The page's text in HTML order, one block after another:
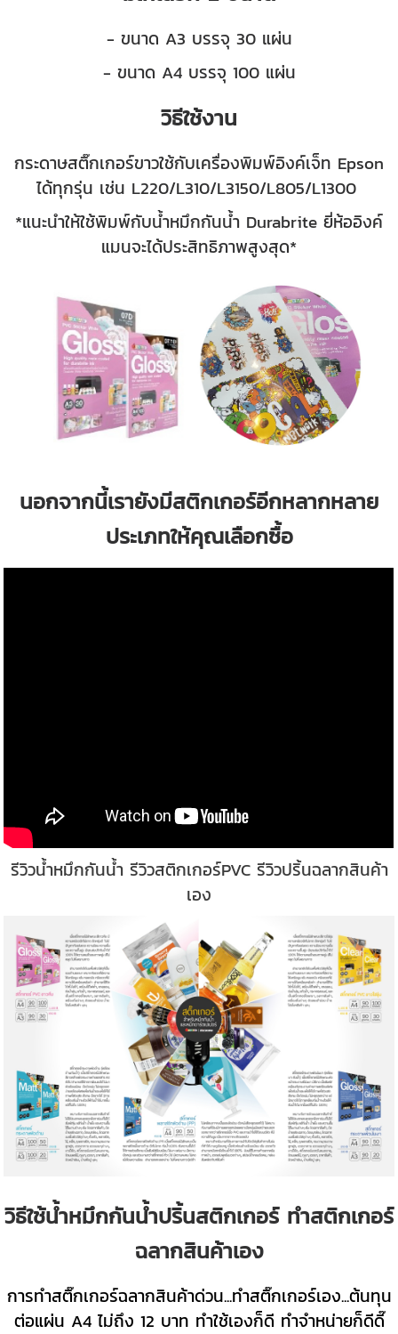
- ขนาด A3 บรรจุ 30 แผ่น
- ขนาด A4 บรรจุ 100 แผ่น
วิธีใช้งาน
กระดาษสติ๊กเกอร์ขาวใช้กับเครื่องพิมพ์อิงค์เจ็ท Epson
ได้ทุกรุ่น เช่น L220/L310/L3150/L805/L1300
*แนะนำให้ใช้พิมพ์กับน้ำหมึกกันน้ำ Durabrite ยี่ห้ออิงค์
แมนจะได้ประสิทธิภาพสูงสุด*
นอกจากนี้เรายังมีสติกเกอร์อีกหลากหลาย
ประเภทให้คุณเลือกซื้อ
รีวิวน้ำหมึกกันน้ำ รีวิวสติกเกอร์PVC รีวิวปริ้นฉลากสินค้า
เอง
วิธีใช้น้ำหมึกกันน้ำปริ้นสติกเกอร์ ทำสติกเกอร์
ฉลากสินค้าเอง
การทำสติ๊กเกอร์ฉลากสินค้าด่วน...ทำสติ๊กเกอร์เอง...ต้นทุน
ต่อแผ่น A4 ไม่ถึง 12 บาท ทำใช้เองก็ดี ทำจำหน่ายก็ดีดี๊